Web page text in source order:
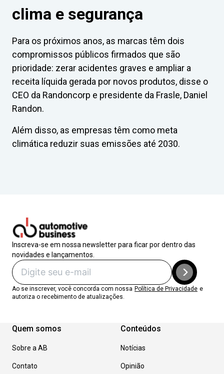
clima e segurança
Para os próximos anos, as marcas têm dois
compromissos públicos firmados que são
prioridade: zerar acidentes graves e ampliar a
receita líquida gerada por novos produtos, disse o
CEO da Randoncorp e presidente da Frasle, Daniel
Randon.
Além disso, as empresas têm como meta
climática reduzir suas emissões até 2030.
Inscreva-se em nossa newsletter para ficar por dentro das
novidades e lançamentos.
Ao se inscrever, você concorda com nossa Política de Privacidade e
autoriza o recebimento de atualizações.
Quem somos
Sobre a AB
Contato
Conteúdos
Notícias
Opinião